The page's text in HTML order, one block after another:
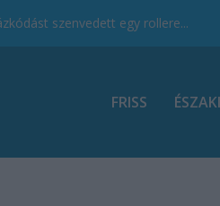
szenvedett egy rollere...
FRISS